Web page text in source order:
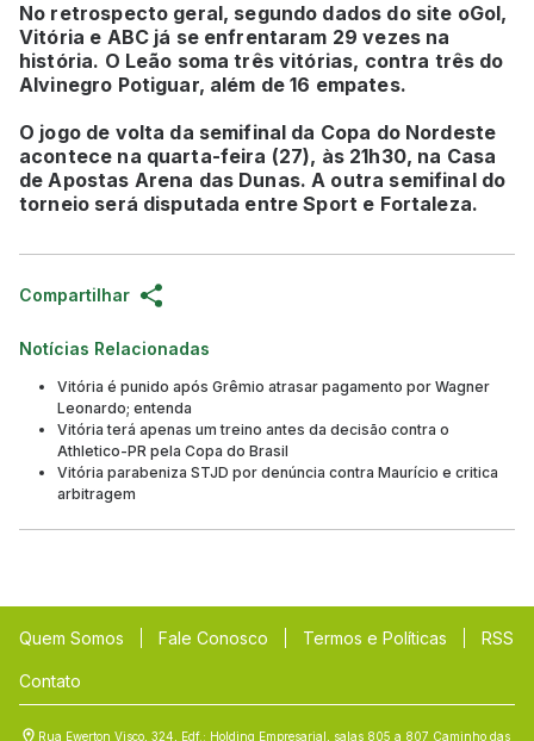
No retrospecto geral, segundo dados do site oGol,
Vitória e ABC já se enfrentaram 29 vezes na
história. O Leão soma três vitórias, contra três do
Alvinegro Potiguar, além de 16 empates.
O jogo de volta da semifinal da Copa do Nordeste
acontece na quarta-feira (27), às 21h30, na Casa
de Apostas Arena das Dunas. A outra semifinal do
torneio será disputada entre Sport e Fortaleza.
Compartilhar
Notícias Relacionadas
Vitória é punido após Grêmio atrasar pagamento por Wagner
Leonardo; entenda
Vitória terá apenas um treino antes da decisão contra o
Athletico-PR pela Copa do Brasil
Vitória parabeniza STJD por denúncia contra Maurício e critica
arbitragem
Quem Somos Fale Conosco Termos e Políticas RSS
Contato
Rua Ewerton Visco, 324, Edf.: Holding Empresarial, salas 805 a 807 Caminho das